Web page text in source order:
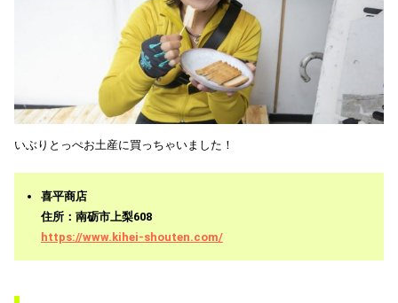
いぶりとっぺお土産に買っちゃいました！
喜平商店
住所：南砺市上梨608
https://www.kihei-shouten.com/